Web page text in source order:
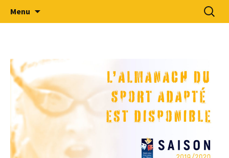
Comité Départemental Sport
Adapté 49
Sport Adapté 49
Menu